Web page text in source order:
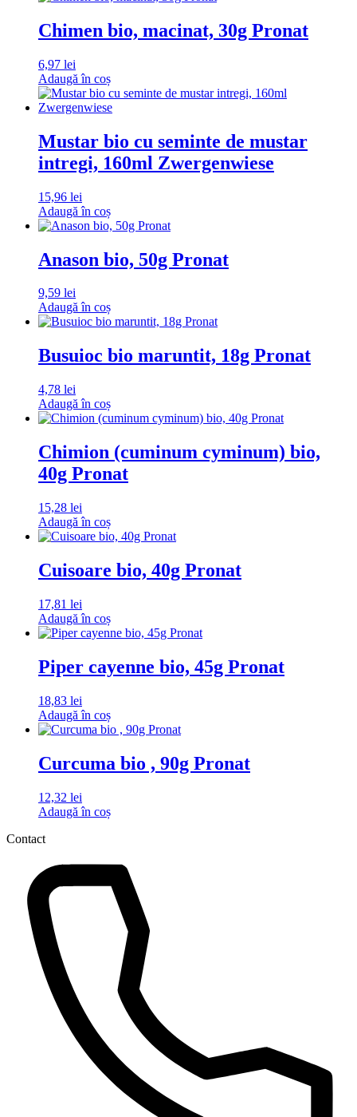
Chimen bio, macinat, 30g Pronat
6,97 lei
Adaugă în coș
Mustar bio cu seminte de mustar
intregi, 160ml Zwergenwiese
15,96 lei
Adaugă în coș
Anason bio, 50g Pronat
9,59 lei
Adaugă în coș
Busuioc bio maruntit, 18g Pronat
4,78 lei
Adaugă în coș
Chimion (cuminum cyminum) bio,
40g Pronat
15,28 lei
Adaugă în coș
Cuisoare bio, 40g Pronat
17,81 lei
Adaugă în coș
Piper cayenne bio, 45g Pronat
18,83 lei
Adaugă în coș
Curcuma bio , 90g Pronat
12,32 lei
Adaugă în coș
Contact